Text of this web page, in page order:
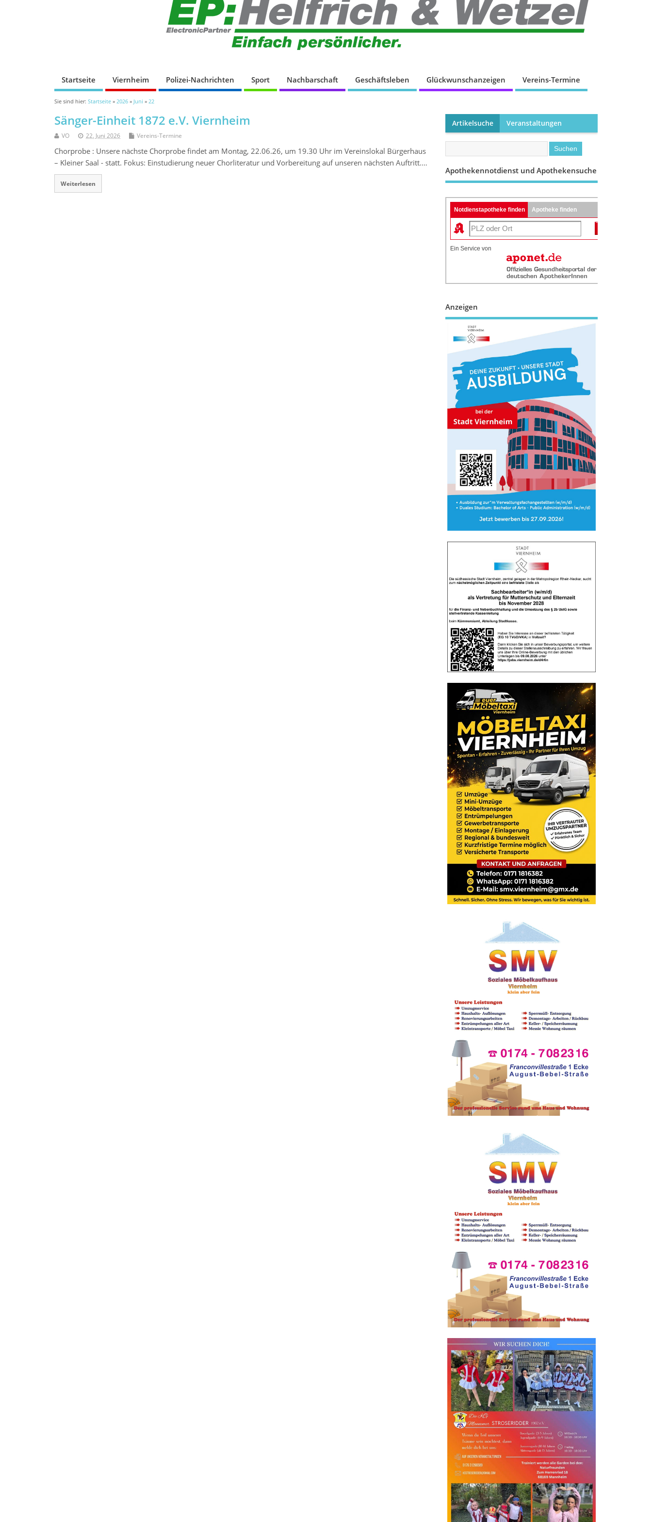
Startseite Viernheim Polizei-Nachrichten Sport Nachbarschaft Geschäftsleben Glückwunschanzeigen Vereins-Termine
Sie sind hier: Startseite » 2026 » Juni » 22
Sänger-Einheit 1872 e.V. Viernheim
VO 22. Juni 2026 Vereins-Termine
Chorprobe : Unsere nächste Chorprobe findet am Montag, 22.06.26, um 19.30 Uhr im Vereinslokal Bürgerhaus
– Kleiner Saal - statt. Fokus: Einstudierung neuer Chorliteratur und Vorbereitung auf unseren nächsten Auftritt.…
Weiterlesen
Artikelsuche Veranstaltungen
Apothekennotdienst und Apothekensuche
Notdienstapotheke finden Apotheke finden
Ein Service von
Anzeigen